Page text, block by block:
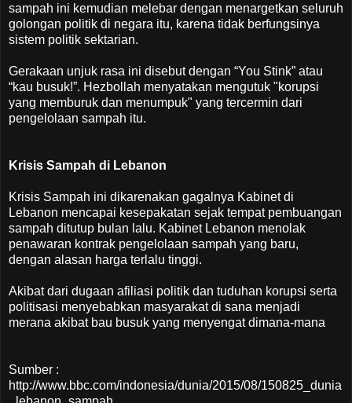
sampah ini kemudian melebar dengan menargetkan seluruh
golongan politik di negara itu, karena tidak berfungsinya
sistem politik sektarian.
Gerakaan unjuk rasa ini disebut dengan “You Stink” atau
“kau busuk!”. Hezbollah menyatakan mengutuk "korupsi
yang memburuk dan menumpuk" yang tercermin dari
pengelolaan sampah itu.
Krisis Sampah di Lebanon
Krisis Sampah ini dikarenakan gagalnya Kabinet di
Lebanon mencapai kesepakatan sejak tempat pembuangan
sampah ditutup bulan lalu. Kabinet Lebanon menolak
penawaran kontrak pengelolaan sampah yang baru,
dengan alasan harga terlalu tinggi.
Akibat dari dugaan afiliasi politik dan tuduhan korupsi serta
politisasi menyebabkan masyarakat di sana menjadi
merana akibat bau busuk yang menyengat dimana-mana
Sumber :
http://www.bbc.com/indonesia/dunia/2015/08/150825_dunia